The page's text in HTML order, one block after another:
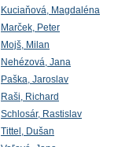
Kuciaňová, Magdaléna
Marček, Peter
Mojš, Milan
Nehézová, Jana
Paška, Jaroslav
Raši, Richard
Schlosár, Rastislav
Tittel, Dušan